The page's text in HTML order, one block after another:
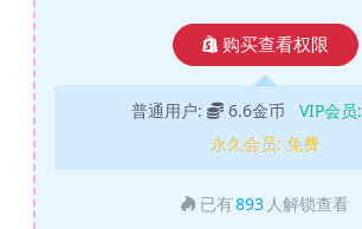
购买查看权限
普通用户: 6.6金币 VIP会员:
永久会员: 免费
已有893 人解锁查看